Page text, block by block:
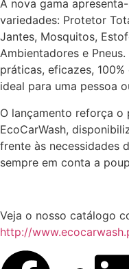
A nova gama
variedades: Protetor
Jantes, Mosquitos,
Ambientadores e
práticas, eficazes,
ideal para uma pessoa
O lançamento reforça o
EcoCarWash,
frente às necessidades
sempre em conta a
Veja o nosso catálogo
http://